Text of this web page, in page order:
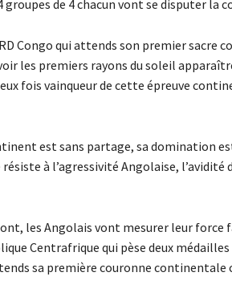
groupes de 4 chacun vont se disputer
Congo qui attends son premier sacre
les premiers rayons du soleil
fois vainqueur de cette épreuve
est sans partage, sa domination
à l’agressivité Angolaise, l’avidité
les Angolais vont mesurer leur force
Centrafrique qui pèse deux médailles
sa première couronne